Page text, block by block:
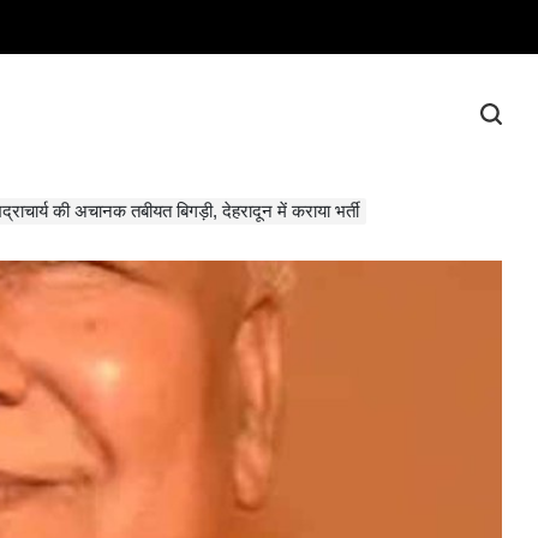
की अचानक तबीयत बिगड़ी, देहरादून में कराया भर्ती